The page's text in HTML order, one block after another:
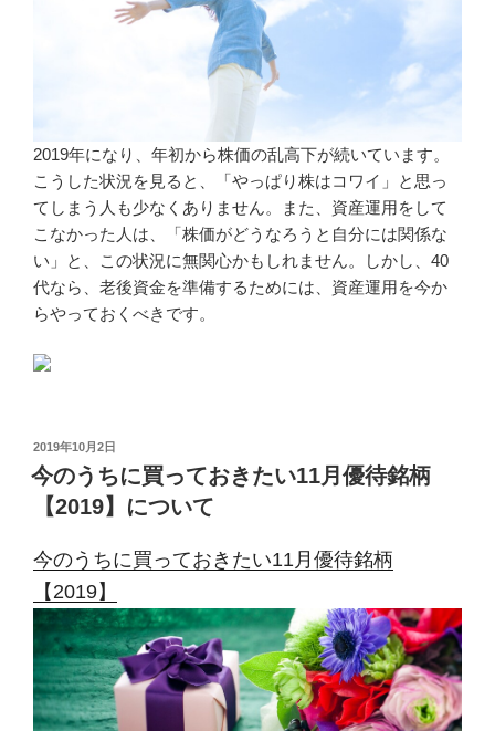
2019年になり、年初から株価の乱高下が続いています。
こうした状況を見ると、「やっぱり株はコワイ」と思っ
てしまう人も少なくありません。また、資産運用をして
こなかった人は、「株価がどうなろうと自分には関係な
い」と、この状況に無関心かもしれません。しかし、40
代なら、老後資金を準備するためには、資産運用を今か
らやっておくべきです。
投
稿
日:
2019年10月2日
今のうちに買っておきたい11月優待銘柄
【2019】について
今のうちに買っておきたい11月優待銘柄
【2019】